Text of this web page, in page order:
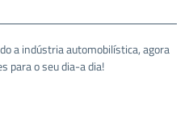
a indústria automobilística, agora
para o seu dia-a dia!